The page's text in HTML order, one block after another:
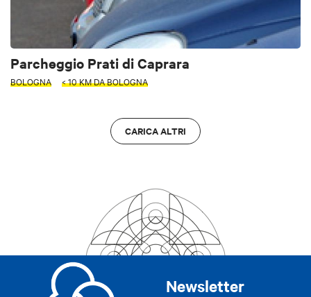
Parcheggio Prati di Caprara
BOLOGNA < 10 KM DA BOLOGNA
CARICA ALTRI
Newsletter